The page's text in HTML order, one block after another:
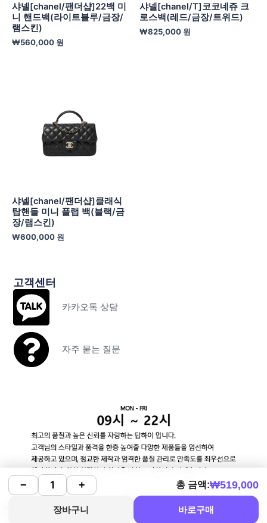
샤넬[chanel/팬더샵]22백 미
니 핸드백(라이트블루/금장/
램스킨)
₩560,000 원
샤넬[chanel/T]코코네쥬 크
로스백(레드/금장/트위드)
₩825,000 원
샤넬[chanel/팬더샵]클래식
탑핸들 미니 플랩 백(블랙/금
장/램스킨)
₩600,000 원
고객센터
카카오톡 상담
자주 묻는 질문
− + 총 금액:₩519,000
장바구니 바로구매